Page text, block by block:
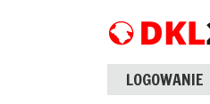
LOGOWANIE